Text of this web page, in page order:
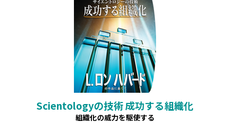
Scientologyの技術 成功する組織化
組織化の威力を駆使する